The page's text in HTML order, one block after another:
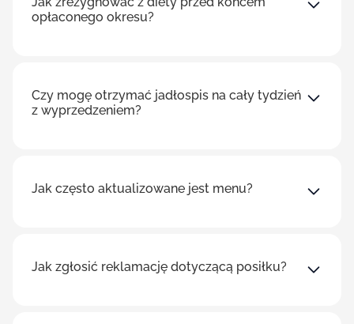
opłaconego okresu?
Czy mogę otrzymać jadłospis na cały tydzień
z wyprzedzeniem?
Jak często aktualizowane jest menu?
Jak zgłosić reklamację dotyczącą posiłku?